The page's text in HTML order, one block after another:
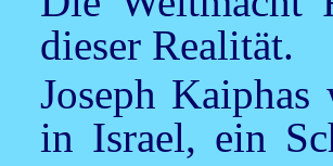
dieser Realität.
Joseph
in Israel, ein